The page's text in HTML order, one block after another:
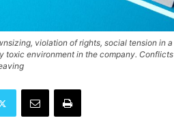
violation of rights, social tension in a
toxic environment in the company. Conflicts